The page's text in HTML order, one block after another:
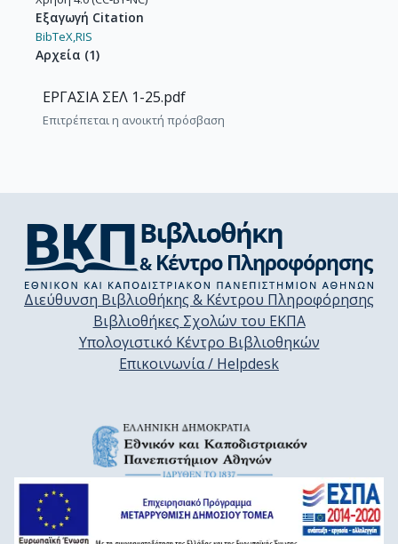
Εξαγωγή Citation
BibTeX,RIS
Αρχεία (1)
ΕΡΓΑΣΙΑ ΣΕΛ 1-25.pdf
Επιτρέπεται η ανοικτή πρόσβαση
Διεύθυνση Βιβλιοθήκης & Κέντρου Πληροφόρησης
Βιβλιοθήκες Σχολών του ΕΚΠΑ
Υπολογιστικό Κέντρο Βιβλιοθηκών
Επικοινωνία / Helpdesk